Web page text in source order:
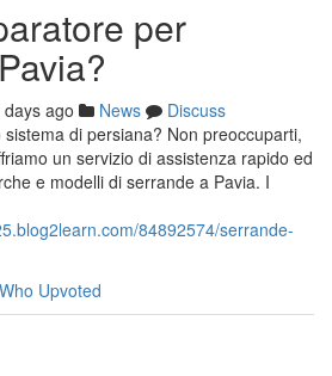
per
ago News
Discuss
di persiana? Non preoccuparti,
un servizio di assistenza rapido ed
e modelli di serrande a Pavia. I
84892574/serrande-
Who Upvoted